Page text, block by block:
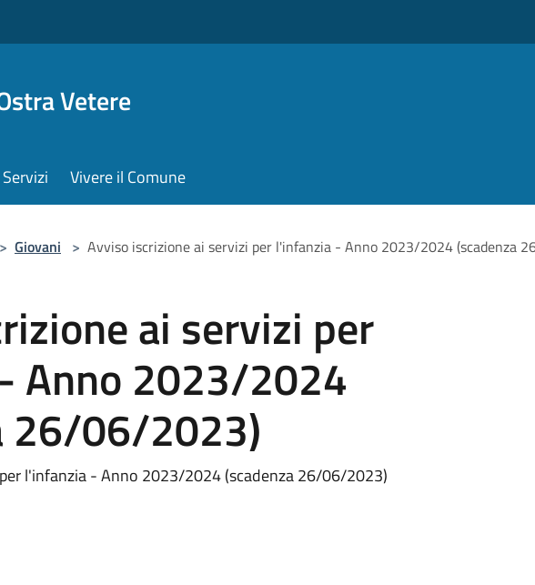
Vetere
Servizi Vivere il Comune
> Giovani > Avviso iscrizione ai servizi per l'infanzia - Anno 2023/2024 (scadenza
ai servizi per
Anno 2023/2024
26/06/2023)
l'infanzia - Anno 2023/2024 (scadenza 26/06/2023)